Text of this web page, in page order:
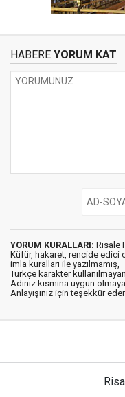
HABERE YORUM KAT
YORUM KURALLARI: Risale
Küfür, hakaret, rencide edici
imla kuralları ile yazılmamış,
Türkçe karakter
Adınız kısmına uygun
Anlayışınız için teşekkür